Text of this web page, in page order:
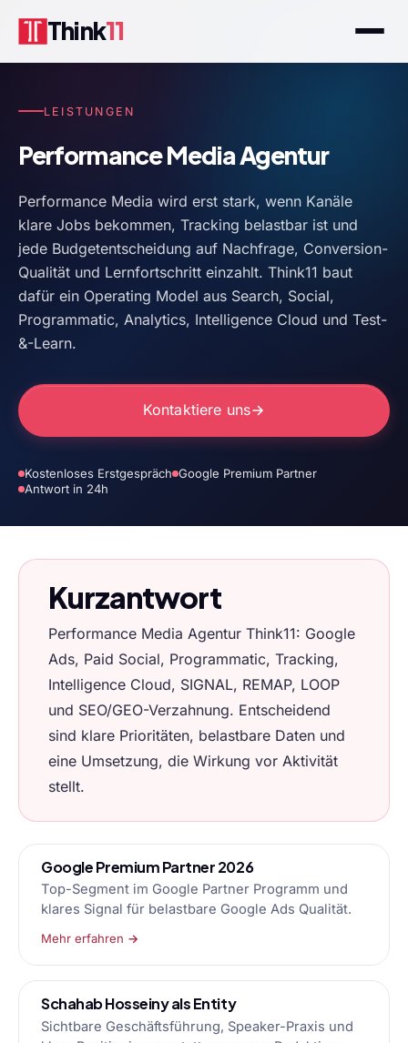
Think11
LEISTUNGEN
Performance Media Agentur
Performance Media wird erst stark, wenn Kanäle
klare Jobs bekommen, Tracking belastbar ist und
jede Budgetentscheidung auf Nachfrage, Conversion-
Qualität und Lernfortschritt einzahlt. Think11 baut
dafür ein Operating Model aus Search, Social,
Programmatic, Analytics, Intelligence Cloud und Test-
&-Learn.
Kontaktiere uns
Kostenloses Erstgespräch Google Premium Partner
Antwort in 24h
Kurzantwort
Performance Media Agentur Think11: Google
Ads, Paid Social, Programmatic, Tracking,
Intelligence Cloud, SIGNAL, REMAP, LOOP
und SEO/GEO-Verzahnung. Entscheidend
sind klare Prioritäten, belastbare Daten und
eine Umsetzung, die Wirkung vor Aktivität
stellt.
Google Premium Partner 2026
Top-Segment im Google Partner Programm und
klares Signal für belastbare Google Ads Qualität.
Mehr erfahren →
Schahab Hosseiny als Entity
Sichtbare Geschäftsführung, Speaker-Praxis und